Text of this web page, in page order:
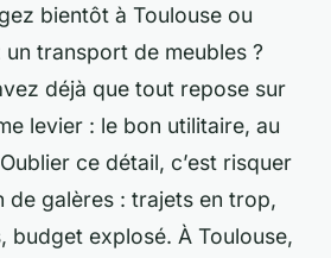
bientôt à Toulouse ou
transport de meubles ?
déjà que tout repose sur
levier : le bon utilitaire, au
ce détail, c’est risquer
de galères : trajets en trop,
budget explosé. À Toulouse,